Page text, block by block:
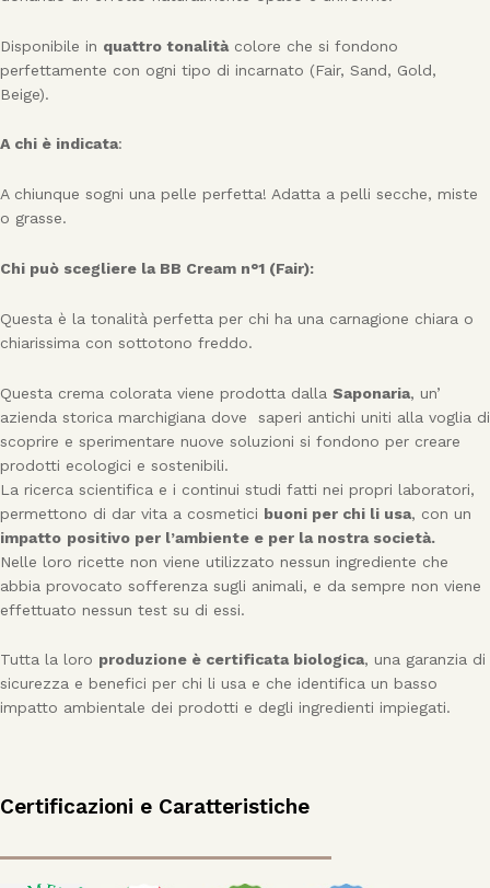
Disponibile in quattro tonalitàcolore che si fondono
perfettamente con ogni tipo di incarnato (Fair, Sand, Gold,
Beige).
A chi è indicata:
A chiunque sogni una pelle perfetta! Adatta a pelli secche, miste
o grasse.
Chi può scegliere la BB Cream n°1 (Fair):
Questa è la tonalità perfetta per chi ha una carnagione chiara o
chiarissima con sottotono freddo.
Questa crema colorata viene prodotta dalla Saponaria, un’
azienda storica marchigiana dove saperi antichi uniti alla voglia di
scoprire e sperimentare nuove soluzioni si fondono per creare
prodotti ecologici e sostenibili.
La ricerca scientifica e i continui studi fatti nei propri laboratori,
permettono di dar vita a cosmetici buoni per chi li usa, con un
impatto positivo per l’ambiente e per la nostra società.
Nelle loro ricette non viene utilizzato nessun ingrediente che
abbia provocato sofferenza sugli animali, e da sempre non viene
effettuato nessun test su di essi.
Tutta la loro produzione è certificata biologica, una garanzia di
sicurezza e benefici per chi li usa e che identifica un basso
impatto ambientale dei prodotti e degli ingredienti impiegati.
Certificazioni e Caratteristiche